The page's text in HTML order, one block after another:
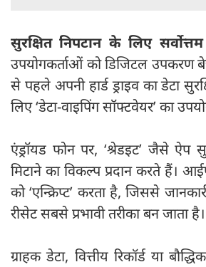
सुरक्षित निपटान के लिए
उपयोगकर्ताओं को डिजिटल उपकरण
से पहले अपनी हार्ड ड्राइव का डेटा
लिए ‘डेटा-वाइपिंग सॉफ्टवेयर’ का
एंड्रॉयड फोन पर, ‘श्रेडइट’ जैसे ऐप
मिटाने का विकल्प प्रदान करते हैं।
को ‘एन्क्रिप्ट’ करता है, जिससे
रीसेट सबसे प्रभावी तरीका बन जाता है।
ग्राहक डेटा, वित्तीय रिकॉर्ड या